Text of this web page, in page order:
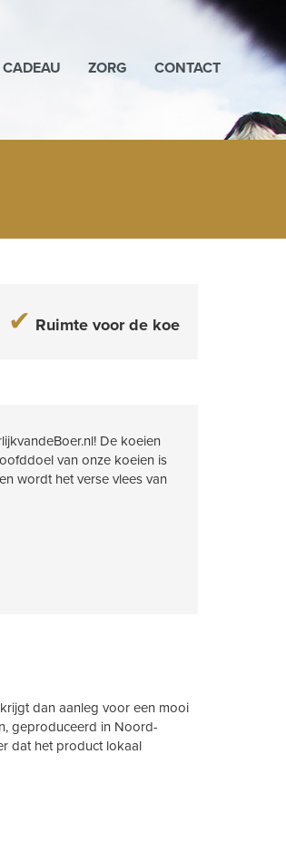
CADEAU ZORG CONTACT
✔ Ruimte voor de koe
De koeien
van onze koeien is
wordt het verse vlees van
dan aanleg voor een mooi
geproduceerd in Noord-
dat het product lokaal